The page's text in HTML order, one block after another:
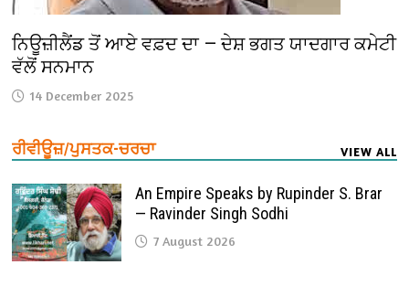
ਨਿਊਜ਼ੀਲੈਂਡ ਤੋਂ ਆਏ ਵਫ਼ਦ ਦਾ — ਦੇਸ਼ ਭਗਤ ਯਾਦਗਾਰ ਕਮੇਟੀ
ਵੱਲੋਂ ਸਨਮਾਨ
14 December 2025
ਰੀਵੀਊਜ਼/ਪੁਸਤਕ-ਚਰਚਾ VIEW ALL
An Empire Speaks by Rupinder S. Brar
— Ravinder Singh Sodhi
7 August 2026